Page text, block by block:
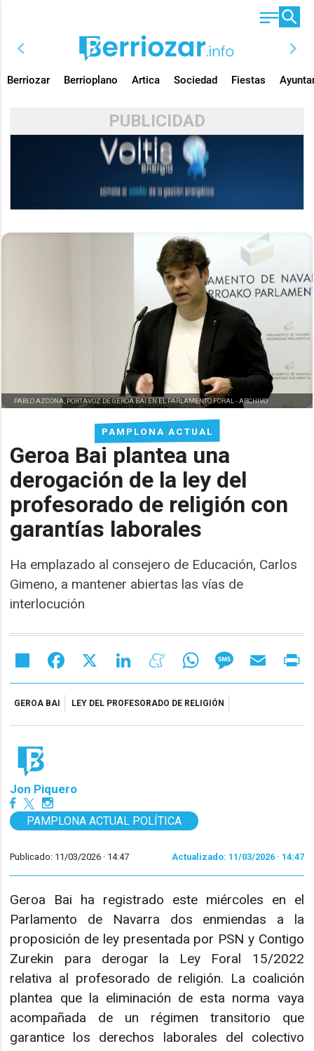
chevron_left chevron_right
Berriozar Berrioplano Artica Sociedad Fiestas
PUBLICIDAD
PAMPLONA ACTUAL
Geroa Bai plantea una
derogación de la ley del
profesorado de religión con
garantías laborales
Ha emplazado al consejero de Educación, Carlos
Gimeno, a mantener abiertas las vías de
interlocución
PABLO AZCONA, PORTAVOZ DE GEROA BAI EN EL PARLAMENTO FORAL -ARCHIVO
Share Facebook LinkedIn MeneameWhatsAppMessageEmail
GEROA BAI LEY DEL PROFESORADO DE RELIGIÓN
Jon Piquero
PAMPLONA ACTUAL POLÍTICA
Publicado: 11/03/2026 · 14:47 Actualizado: 11/03/2026 · 14:47
Geroa Bai ha registrado este miércoles en el
Parlamento de Navarra dos enmiendas a la
proposición de ley presentada por PSN y Contigo
Zurekin para derogar la Ley Foral 15/2022
relativa al profesorado de religión. La coalición
plantea que la eliminación de esta norma vaya
acompañada de un régimen transitorio que
garantice los derechos laborales del colectivo